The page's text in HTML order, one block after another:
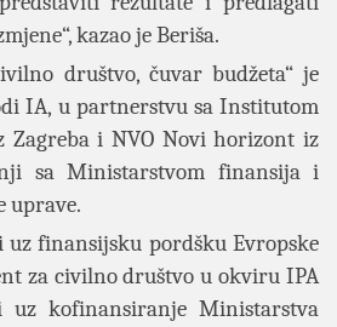
kazao je Beriša.
društvo, čuvar budžeta“ je
IA, u partnerstvu sa Institutom
Zagreba i NVO Novi horizont iz
sa Ministarstvom finansija i
uprave.
uz finansijsku pordšku Evropske
za civilno društvo u okviru IPA
uz kofinansiranje Ministarstva